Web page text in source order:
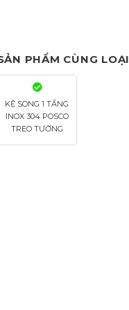
PHẨM CÙNG LOẠI
KỆ SONG 1 TẦNG
INOX 304 POSCO
TREO TƯỜNG